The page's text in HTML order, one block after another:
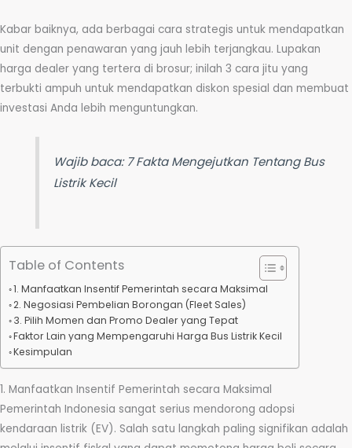
Kabar baiknya, ada berbagai cara strategis untuk mendapatkan
unit dengan penawaran yang jauh lebih terjangkau. Lupakan
harga dealer yang tertera di brosur; inilah 3 cara jitu yang
terbukti ampuh untuk mendapatkan diskon spesial dan membuat
investasi Anda lebih menguntungkan.
Wajib baca:7 Fakta Mengejutkan Tentang Bus
Listrik Kecil
Table of Contents
1. Manfaatkan Insentif Pemerintah secara Maksimal
2. Negosiasi Pembelian Borongan (Fleet Sales)
3. Pilih Momen dan Promo Dealer yang Tepat
Faktor Lain yang Mempengaruhi Harga Bus Listrik Kecil
Kesimpulan
1. Manfaatkan Insentif Pemerintah secara Maksimal
Pemerintah Indonesia sangat serius mendorong adopsi
kendaraan listrik (EV). Salah satu langkah paling signifikan adalah